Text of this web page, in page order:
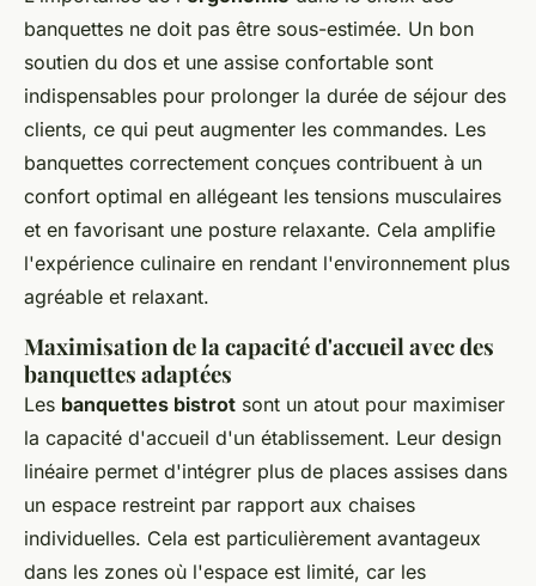
banquettes ne doit pas être sous-estimée. Un bon
soutien du dos et une assise confortable sont
indispensables pour prolonger la durée de séjour des
clients, ce qui peut augmenter les commandes. Les
banquettes correctement conçues contribuent à un
confort optimal en allégeant les tensions musculaires
et en favorisant une posture relaxante. Cela amplifie
l'expérience culinaire en rendant l'environnement plus
agréable et relaxant.
Maximisation de la capacité d'accueil avec des
banquettes adaptées
Les banquettes bistrot sont un atout pour maximiser
la capacité d'accueil d'un établissement. Leur design
linéaire permet d'intégrer plus de places assises dans
un espace restreint par rapport aux chaises
individuelles. Cela est particulièrement avantageux
dans les zones où l'espace est limité, car les